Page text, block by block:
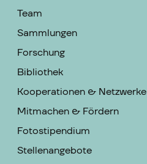
Team
Sammlungen
Forschung
Bibliothek
Kooperationen & Netzwerke
Mitmachen & Fördern
Fotostipendium
Stellenangebote